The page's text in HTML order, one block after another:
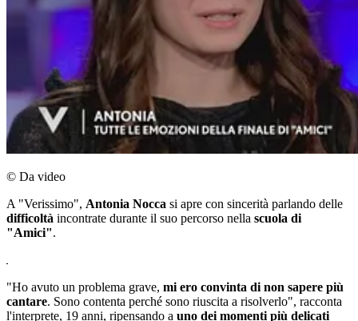
© Da video
A "Verissimo", Antonia Nocca si apre con sincerità parlando delle
difficoltà incontrate durante il suo percorso nella scuola di
"Amici".
"Ho avuto un problema grave, mi ero convinta di non sapere più
cantare. Sono contenta perché sono riuscita a risolverlo", racconta
l'interprete, 19 anni, ripensando a uno dei momenti più delicati